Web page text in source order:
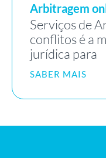
Arbitragem
Serviços de
conflitos é a
jurídica para
SABER MAIS